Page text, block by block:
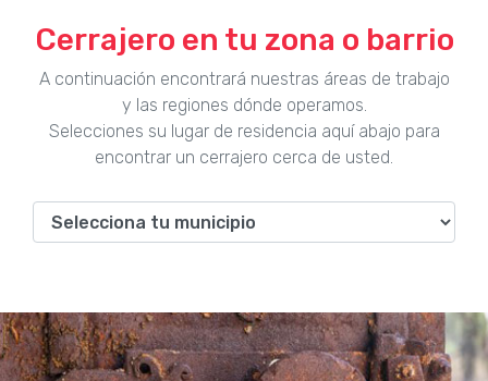
Cerrajero en tu zona o barrio
A continuación encontrará nuestras áreas de trabajo
y las regiones dónde operamos.
Selecciones su lugar de residencia aquí abajo para
encontrar un cerrajero cerca de usted.